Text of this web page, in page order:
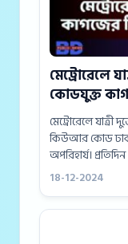
মেট্রোরেলে
কোডযুক্ত
মেট্রোরেলে
কিউআর কোড
অপরিহার্য।
যাতায়াত করেন।
18-12-2024